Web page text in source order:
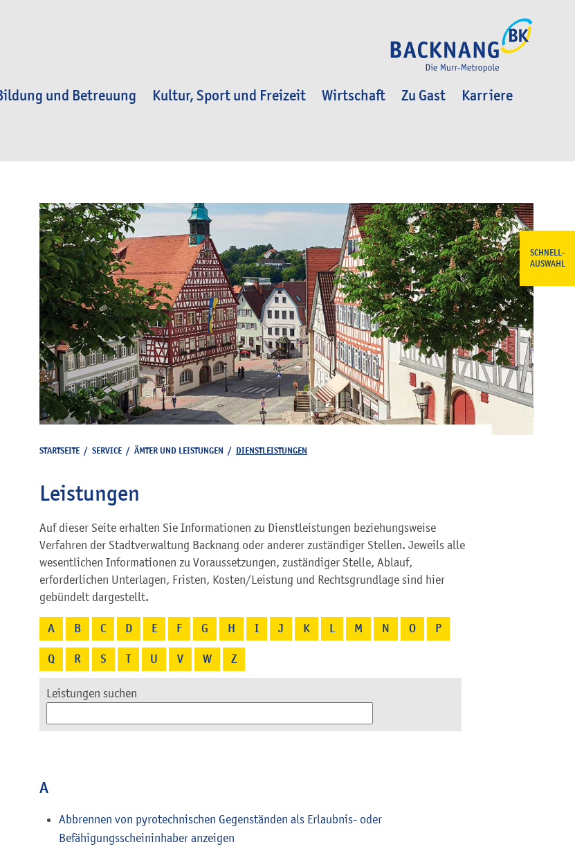
und Betreuung Kultur, Sport und Freizeit Wirtschaft Zu Gast
Karriere
SCHNELL-
AUSWAHL
STARTSEITE / SERVICE / ÄMTER UND LEISTUNGEN / DIENSTLEISTUNGEN
Leistungen
Auf dieser Seite erhalten Sie Informationen zu Dienstleistungen beziehungsweise
Verfahren der Stadtverwaltung Backnang oder anderer zuständiger Stellen. Jeweils alle
wesentlichen Informationen zu Voraussetzungen, zuständiger Stelle, Ablauf,
erforderlichen Unterlagen, Fristen, Kosten/Leistung und Rechtsgrundlage sind hier
gebündelt dargestellt.
A B C D E F G H I J K L M N O P
Q R S T U V W Z
Leistungen suchen
A
Abbrennen von pyrotechnischen Gegenständen als Erlaubnis- oder
Befähigungsscheininhaber anzeigen